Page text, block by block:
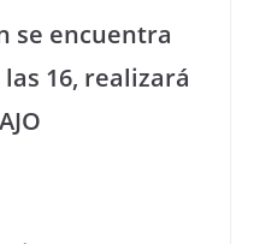
se encuentra
16, realizará